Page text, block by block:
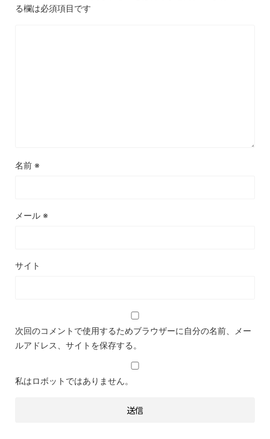
る欄は必須項目です
名前 ※
メール ※
サイト
次回のコメントで使用するためブラウザーに自分の名前、メー
ルアドレス、サイトを保存する。
私はロボットではありません。